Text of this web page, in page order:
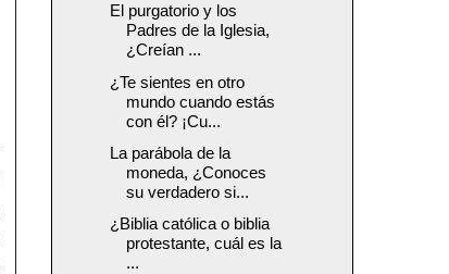
El purgatorio y los
Padres de la Iglesia,
¿Creían ...
¿Te sientes en otro
mundo cuando estás
con él? ¡Cu...
La parábola de la
moneda, ¿Conoces
su verdadero si...
¿Biblia católica o biblia
protestante, cuál es la
...